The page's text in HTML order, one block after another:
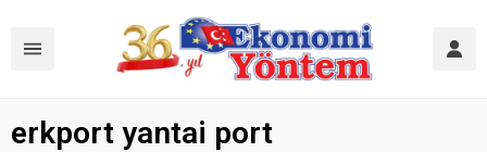
erkport yantai port